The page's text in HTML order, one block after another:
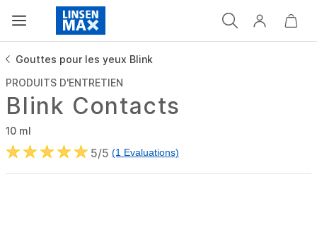
Gouttes pour les yeux Blink
PRODUITS D'ENTRETIEN
Blink Contacts
10 ml
5/5 (1 Evaluations)